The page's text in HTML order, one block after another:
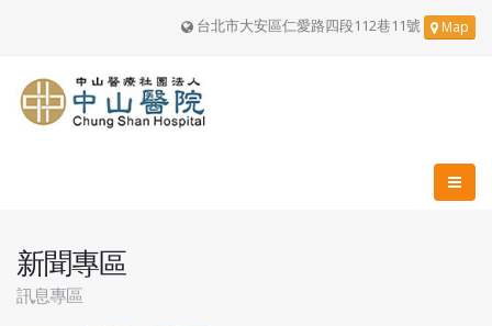
台北市大安區仁愛路四段112巷11號 Map
新聞專區
訊息專區